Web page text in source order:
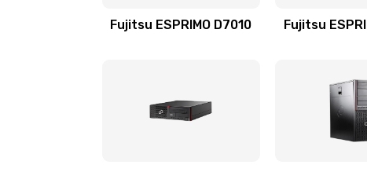
Fujitsu ESPRIMO D7010 Fujitsu